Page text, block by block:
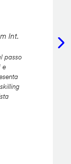
Int.
passo
e